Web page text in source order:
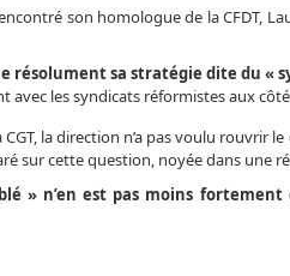
son homologue de la CFDT,
résolument sa stratégie dite du
avec les syndicats réformistes aux
la direction n’a pas voulu rouvrir
sur cette question, noyée dans une
» n’en est pas moins